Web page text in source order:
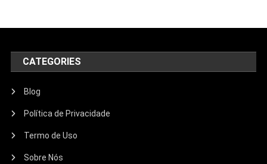
CATEGORIES
Blog
Política de Privacidade
Termo de Uso
Sobre Nós